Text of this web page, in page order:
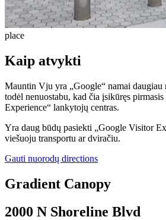
place
Kaip atvykti
Mauntin Vju yra „Google“ namai daugiau
todėl nenuostabu, kad čia įsikūręs
Experience“ lankytojų centras.
Yra daug būdų pasiekti „Google Visitor
viešuoju transportu ar dviračiu.Gradient Canopy
Gauti nuorodų directions
Gradient Canopy
2000 N Shoreline Blvd